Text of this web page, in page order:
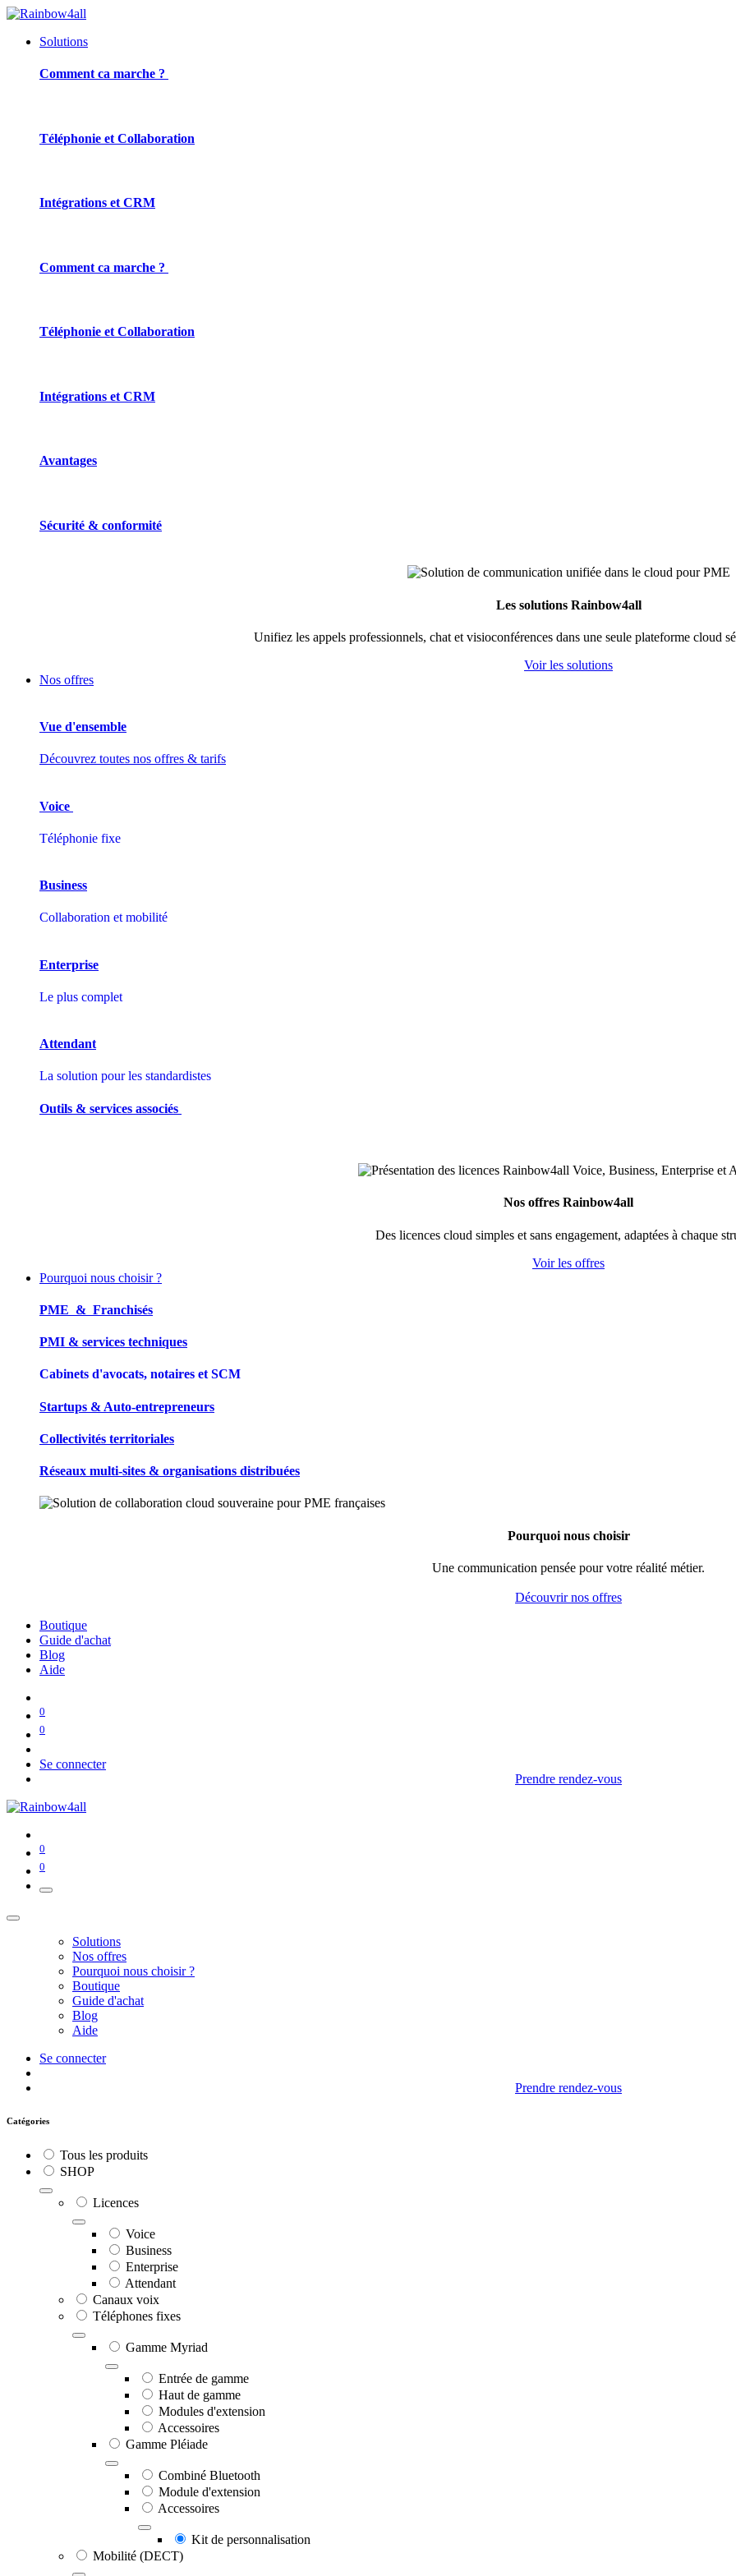
Solutions
Comment ca marche ?
Téléphonie et Collaboration
Intégrations et CRM
Comment ca marche ?
Téléphonie et Collaboration
Intégrations et CRM
Avantages
Sécurité & conformité
Les solutions Rainbow4all
Unifiez les appels professionnels, chat et visioconférences dans une seule plateforme cloud
Voir les solutions
Nos offres
Vue d'ensemble
Découvrez toutes nos offres & tarifs
Voice
Téléphonie fixe
Business
Collaboration et mobilité
Enterprise
Le plus complet
Attendant
La solution pour les standardistes
Outils & services associés
Nos offres Rainbow4all
Des licences cloud simples et sans engagement, adaptées à chaque
Voir les offres
Pourquoi nous choisir ?
PME & Franchisés
PMI & services techniques
Cabinets d'avocats, notaires et SCM
Startups & Auto-entrepreneurs
Collectivités territoriales
Réseaux multi-sites & organisations distribuées
Pourquoi nous choisir
Une communication pensée pour votre réalité métier.
Découvrir nos offres
Boutique
Guide d'achat
Blog
Aide
0
0
Se connecter
Prendre rendez-vous
0
0
Solutions
Nos offres
Pourquoi nous choisir ?
Boutique
Guide d'achat
Blog
Aide
Se connecter
Prendre rendez-vous
Catégories
Tous les produits
SHOP
Licences
Voice
Business
Enterprise
Attendant
Canaux voix
Téléphones fixes
Gamme Myriad
Entrée de gamme
Haut de gamme
Modules d'extension
Accessoires
Gamme Pléiade
Combiné Bluetooth
Module d'extension
Accessoires
Kit de personnalisation
Mobilité (DECT)